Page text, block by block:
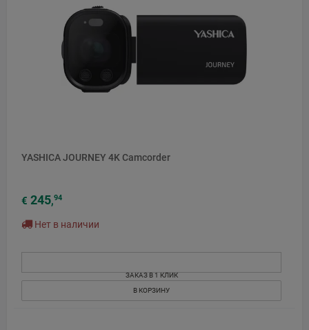
YASHICA JOURNEY 4K Camcorder
€ 245,94
Нет в наличии
ЗАКАЗ В 1 КЛИК
В КОРЗИНУ